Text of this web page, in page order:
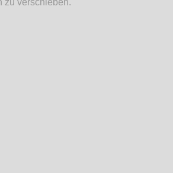
zu verschieben.